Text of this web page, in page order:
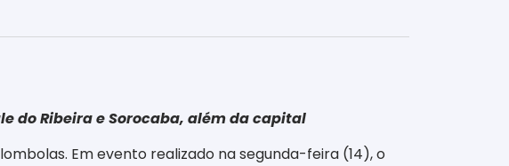
do Ribeira e Sorocaba, além da capital
Em evento realizado na segunda-feira (14), o